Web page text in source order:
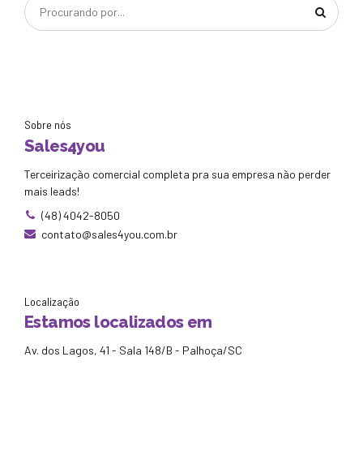
Sobre nós
Sales4you
Terceirização comercial completa pra sua empresa não perder
mais leads!
(48) 4042-8050
contato@sales4you.com.br
Localização
Estamos localizados em
Av. dos Lagos, 41 - Sala 148/B - Palhoça/SC